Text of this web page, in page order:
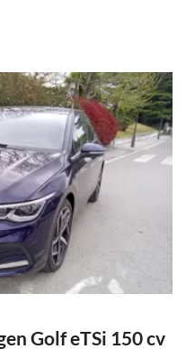
Golf eTSi 150 cv